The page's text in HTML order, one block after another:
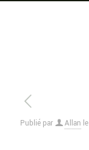
Publié par Allan le